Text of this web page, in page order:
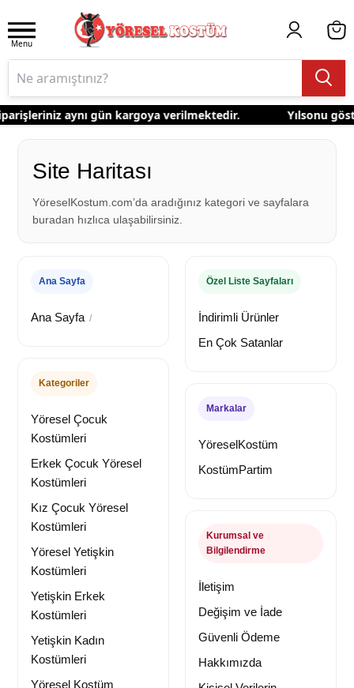
Menu
aynı gün kargoya verilmektedir. Yılsonu
Site Haritası
YöreselKostum.com’da aradığınız kategori ve sayfalara
buradan hızlıca ulaşabilirsiniz.
Ana Sayfa
Ana Sayfa /
Kategoriler
Yöresel Çocuk
Kostümleri
Erkek Çocuk Yöresel
Kostümleri
Kız Çocuk Yöresel
Kostümleri
Yöresel Yetişkin
Kostümleri
Yetişkin Erkek
Kostümleri
Yetişkin Kadın
Kostümleri
Yöresel Kostüm
Özel Liste Sayfaları
İndirimli Ürünler
En Çok Satanlar
Markalar
YöreselKostüm
KostümPartim
Kurumsal ve
Bilgilendirme
İletişim
Değişim ve İade
Güvenli Ödeme
Hakkımızda